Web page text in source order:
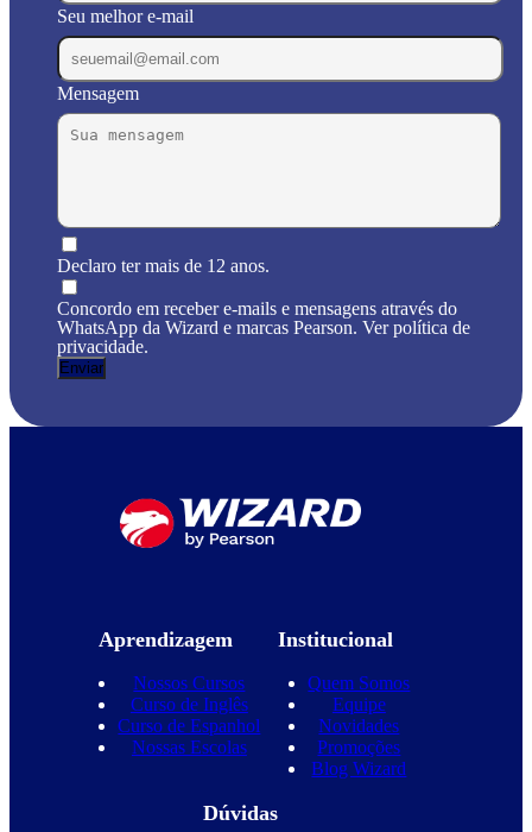
Seu melhor e-mail
Mensagem
Declaro ter mais de 12 anos.
Concordo em receber e-mails e mensagens através do
WhatsApp da Wizard e marcas Pearson. Ver política de
privacidade.
Aprendizagem
Nossos Cursos
Curso de Inglês
Curso de Espanhol
Nossas Escolas
Institucional
Quem Somos
Equipe
Novidades
Promoções
Blog Wizard
Dúvidas